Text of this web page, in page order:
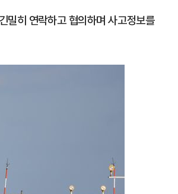
밀히 연락하고 협의하며 사고정보를